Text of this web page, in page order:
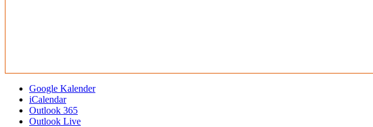
Google Kalender
iCalendar
Outlook 365
Outlook Live